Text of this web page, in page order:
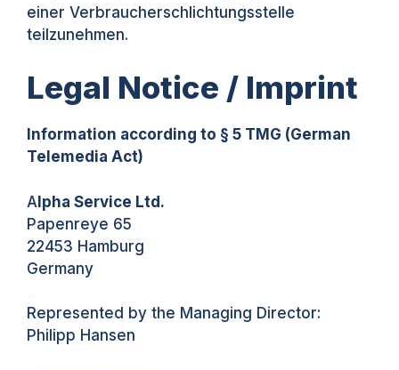
einer Verbraucherschlichtungsstelle
teilzunehmen.
Legal Notice / Imprint
Information according to § 5 TMG (German
Telemedia Act)
Alpha Service Ltd.
Papenreye 65
22453 Hamburg
Germany
Represented by the Managing Director:
Philipp Hansen